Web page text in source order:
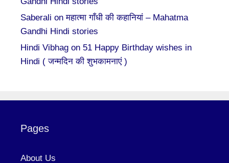
Saberali onमहात्मा गाँधी की कहानियां – Mahatma
Gandhi Hindi stories
Hindi Vibhag on 51 Happy Birthday wishes in
Hindi ( जन्मदिन की शुभकामनाएं )
Pages
About Us